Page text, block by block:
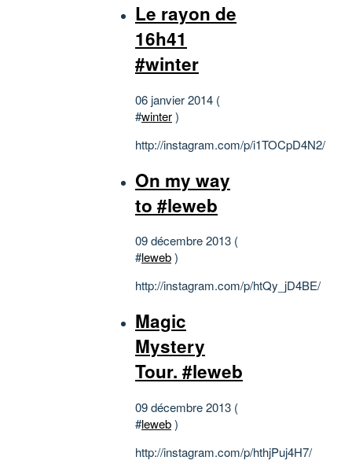
Le rayon de
16h41
#winter
06 janvier 2014 (
#winter)
http://instagram.com/p/i1TOCpD4N2/
On my way
to #leweb
09 décembre 2013 (
#leweb)
http://instagram.com/p/htQy_jD4BE/
Magic
Mystery
Tour. #leweb
09 décembre 2013 (
#leweb)
http://instagram.com/p/hthjPuj4H7/